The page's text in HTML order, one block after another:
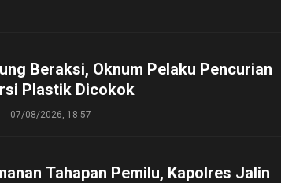
Beraksi, Oknum Pelaku Pencurian
Plastik Dicokok
07/08/2026, 18:57
Tahapan Pemilu, Kapolres Jalin